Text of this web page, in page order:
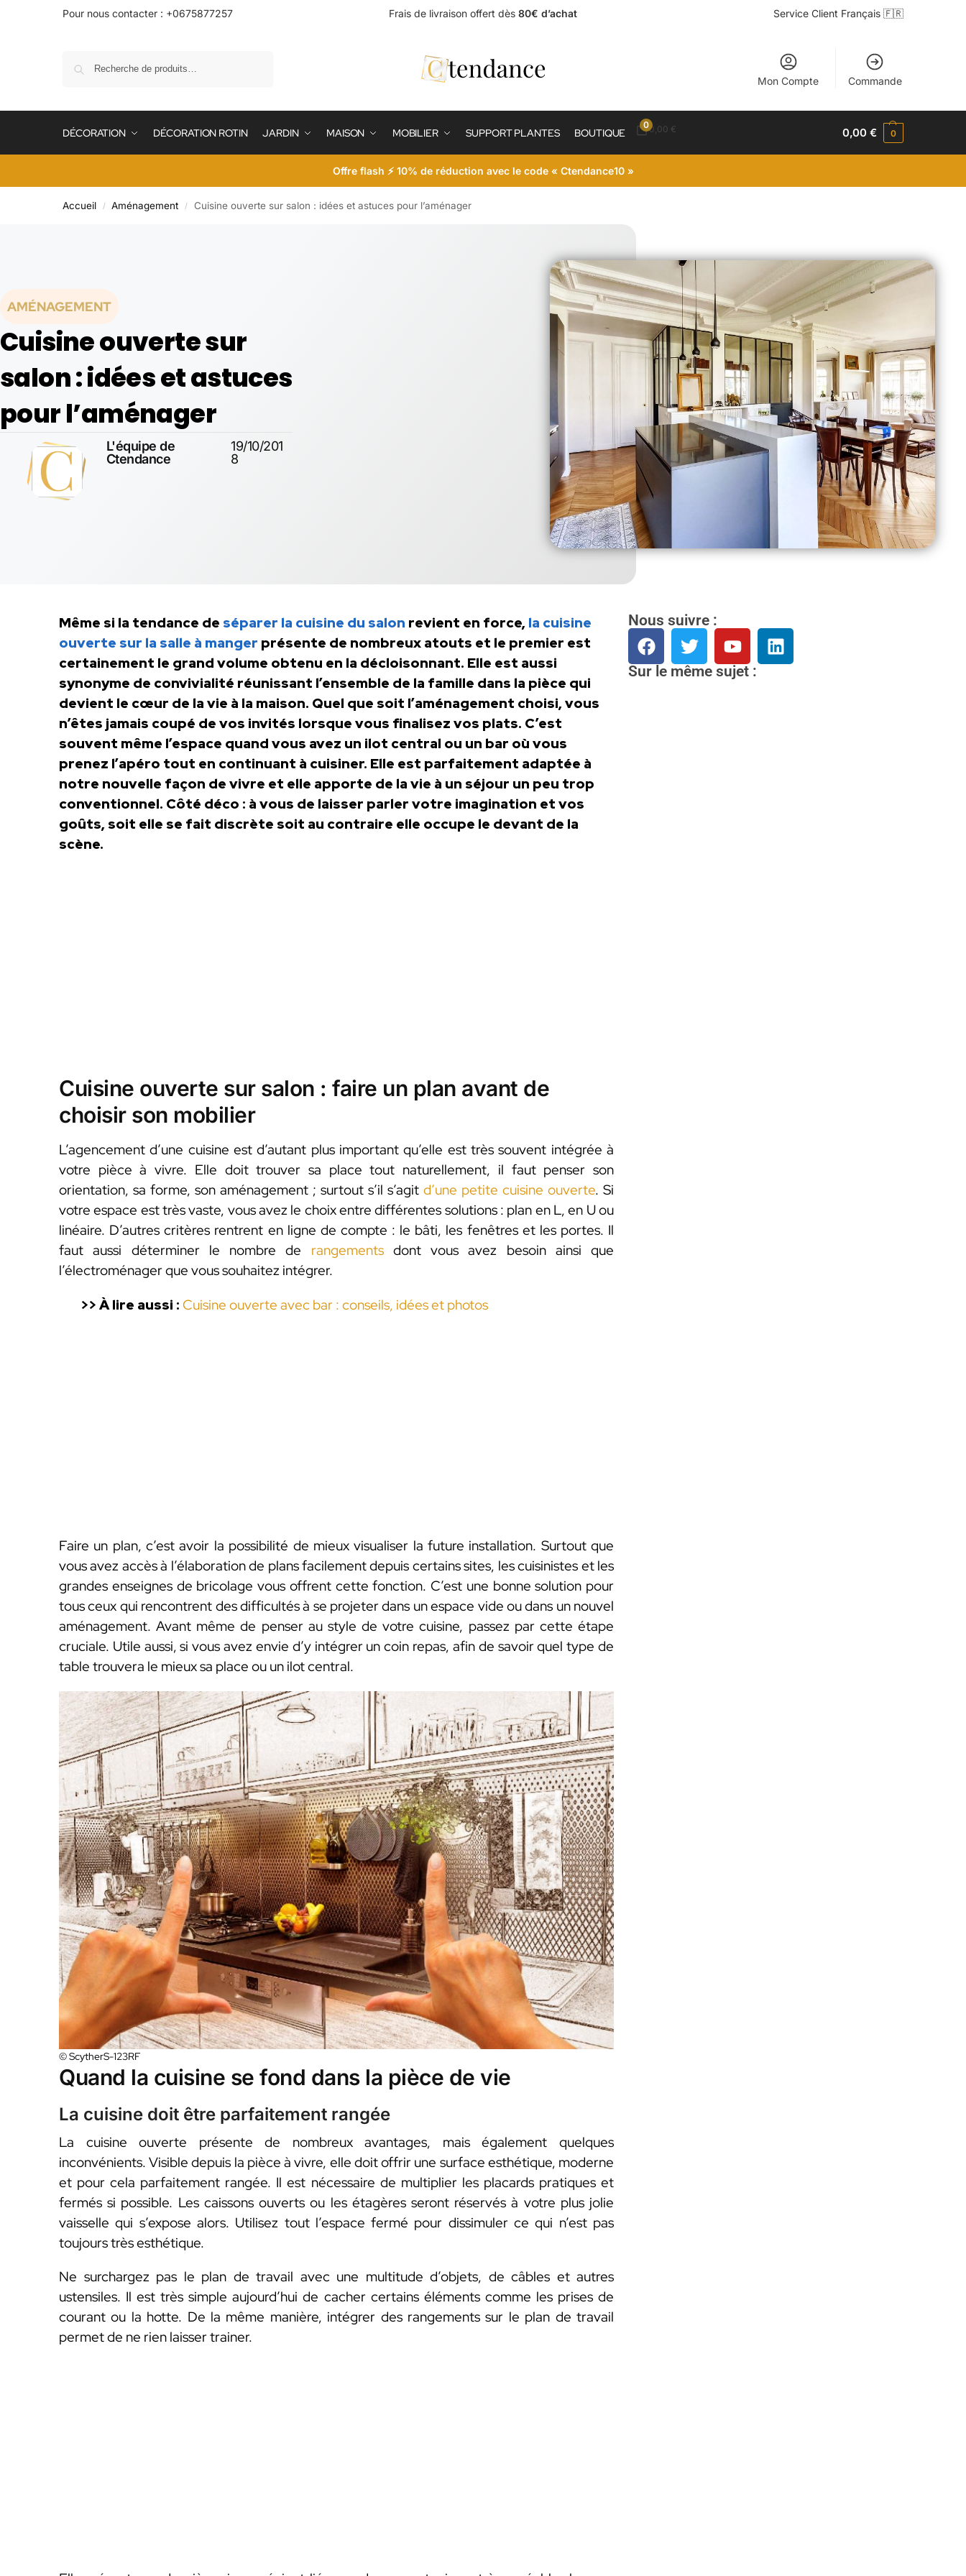
Pour nous contacter : +0675877257 Frais de livraison offert dès 80€ d’achat Service Client Français 🇫🇷
Mon Compte Commande
DÉCORATION DÉCORATION ROTIN JARDIN MAISON MOBILIER SUPPORT PLANTES BOUTIQUE
00,00 € 0,00€ 0
Offre flash ⚡ 10% de réduction avec le code « Ctendance10 »
Accueil / Aménagement / Cuisine ouverte sur salon : idées et astuces pour l’aménager
AMÉNAGEMENT
Cuisine ouverte sur
salon : idées et astuces
pour l’aménager
L'équipe de
Ctendance
19/10/201
8
Même si la tendance de séparer la cuisine du salon revient en force, la cuisine
ouverte sur la salle à manger présente de nombreux atouts et le premier est
certainement le grand volume obtenu en la décloisonnant. Elle est aussi
synonyme de convivialité réunissant l’ensemble de la famille dans la pièce qui
devient le cœur de la vie à la maison. Quel que soit l’aménagement choisi, vous
n’êtes jamais coupé de vos invités lorsque vous finalisez vos plats. C’est
souvent même l’espace quand vous avez un ilot central ou un bar où vous
prenez l’apéro tout en continuant à cuisiner. Elle est parfaitement adaptée à
notre nouvelle façon de vivre et elle apporte de la vie à un séjour un peu trop
conventionnel. Côté déco : à vous de laisser parler votre imagination et vos
goûts, soit elle se fait discrète soit au contraire elle occupe le devant de la
scène.
Cuisine ouverte sur salon : faire un plan avant de
choisir son mobilier
L’agencement d’une cuisine est d’autant plus important qu’elle est très souvent intégrée à
votre pièce à vivre. Elle doit trouver sa place tout naturellement, il faut penser son
orientation, sa forme, son aménagement ; surtout s’il s’agit d’une petite cuisine ouverte. Si
votre espace est très vaste, vous avez le choix entre différentes solutions : plan en L, en U ou
linéaire. D’autres critères rentrent en ligne de compte : le bâti, les fenêtres et les portes. Il
faut aussi déterminer le nombre de rangementsdont vous avez besoin ainsi que
l’électroménager que vous souhaitez intégrer.
>> À lire aussi : Cuisine ouverte avec bar : conseils, idées et photos
Faire un plan, c’est avoir la possibilité de mieux visualiser la future installation. Surtout que
vous avez accès à l’élaboration de plans facilement depuis certains sites, les cuisinistes et les
grandes enseignes de bricolage vous offrent cette fonction. C’est une bonne solution pour
tous ceux qui rencontrent des difficultés à se projeter dans un espace vide ou dans un nouvel
aménagement. Avant même de penser au style de votre cuisine, passez par cette étape
cruciale. Utile aussi, si vous avez envie d’y intégrer un coin repas, afin de savoir quel type de
table trouvera le mieux sa place ou un ilot central.
© ScytherS-123RF
Quand la cuisine se fond dans la pièce de vie
La cuisine doit être parfaitement rangée
La cuisine ouverte présente de nombreux avantages, mais également quelques
inconvénients. Visible depuis la pièce à vivre, elle doit offrir une surface esthétique, moderne
et pour cela parfaitement rangée. Il est nécessaire de multiplier les placards pratiques et
fermés si possible. Les caissons ouverts ou les étagères seront réservés à votre plus jolie
vaisselle qui s’expose alors. Utilisez tout l’espace fermé pour dissimuler ce qui n’est pas
toujours très esthétique.
Ne surchargez pas le plan de travail avec une multitude d’objets, de câbles et autres
ustensiles. Il est très simple aujourd’hui de cacher certains éléments comme les prises de
courant ou la hotte. De la même manière, intégrer des rangements sur le plan de travail
permet de ne rien laisser trainer.
Nous suivre :
Sur le même sujet :